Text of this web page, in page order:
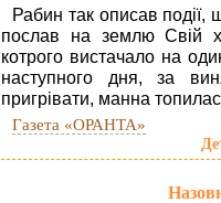
Рабин так описав події,
послав на землю Свій
котрого вистачало на
наступного дня, за
пригрівати, манна
Газета «ОРАНТА»